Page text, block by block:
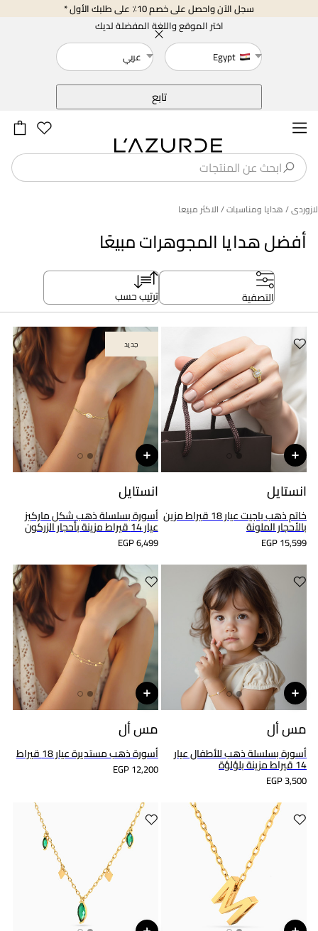
سجل الآن واحصل على خصم 10٪ على طلبك الأول *
اختر الموقع واللغة المفضلة لديك
Egypt
عربي
تابع
أفضل هدايا المجوهرات مبيعًا
لازوردى/ هدايا ومناسبات/ الاكثر مبيعا
التصفية ترتيب حسب
انستايل
خاتم ذهب باجيت عيار 18 قيراط مزين
بالأحجار الملونة
EGP 15,599
جديد
جديد
انستايل
أسورة بسلسلة ذهب شكل ماركيز
عيار 14 قيراط مزينة بأحجار الزركون
EGP 6,499
مس أل
أسورة بسلسلة ذهب للأطفال عيار
14 قيراط مزينة بلؤلؤة
EGP 3,500
مس أل
أسورة ذهب مستديرة عيار 18 قيراط
EGP 12,200